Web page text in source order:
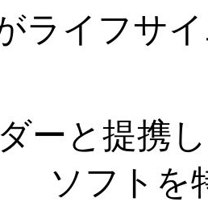
ライフサ
ーと提携
ソフトを